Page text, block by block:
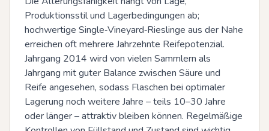
Produktionsstil und Lagerbedingungen ab;
hochwertige Single‑Vineyard‑Rieslinge aus der Nahe
erreichen oft mehrere Jahrzehnte Reifepotenzial.
Jahrgang 2014 wird von vielen Sammlern als
Jahrgang mit guter Balance zwischen Säure und
Reife angesehen, sodass Flaschen bei optimaler
Lagerung noch weitere Jahre – teils 10–30 Jahre
oder länger – attraktiv bleiben können. Regelmäßige